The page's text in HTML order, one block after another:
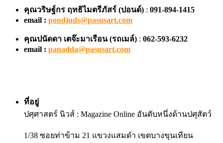
คุณวริษฐ์กร ฤทธิไมตรีภัสร์ (ปอนด์) : 091-894-1415
email : pondjuds@pasusart.com
คุณปนัดดา เตจ๊ะมาเรือน (รถเมล์) : 062-593-6232
email : panadda@pasusart.com
ที่อยู่
ปศุศาสตร์ นิวส์ : Magazine Online อันดับหนึ่งด้านปศุสัตว์
1/38 ซอยท่าข้าม 21 แขวงแสมดำ เขตบางขุนเทียน